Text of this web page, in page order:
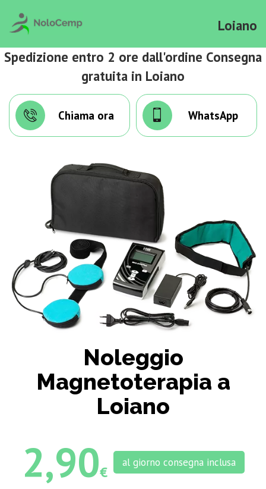
Loiano
Spedizione entro 2 ore dall'ordine Consegna
gratuita in Loiano
Chiama ora WhatsApp
Noleggio
Magnetoterapia a
Loiano
2,90€
al giorno consegna inclusa